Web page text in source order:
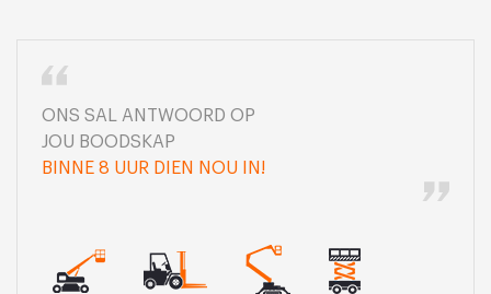
ONS SAL ANTWOORD OP
JOU BOODSKAP
BINNE 8 UUR DIEN NOU IN!